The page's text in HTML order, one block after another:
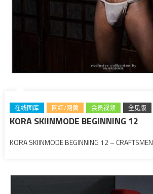
在线图库 网红/网黄 会员视频 全见版
KORA SKIINMODE BEGINNING 12
KORA SKIINMODE BEGINNING 12 – CRAFTSMEN